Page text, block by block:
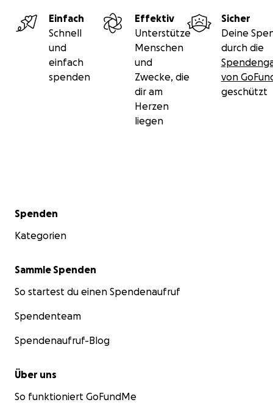
Helft den ersten 100 Menschen in Hannover.
www.antazida.com
Einfach
Schnell
und
einfach
spenden
Effektiv
Unterstütze
Menschen
und
Zwecke, die
dir am
Herzen
liegen
Sicher
Deine
durch die
von
geschützt
Sekundärmenü
Spenden
Kategorien
Sammle Spenden
So startest du einen Spendenaufruf
Spendenteam
Spendenaufruf-Blog
Über uns
So funktioniert GoFundMe